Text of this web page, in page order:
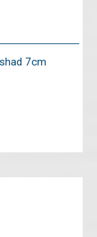
7cm